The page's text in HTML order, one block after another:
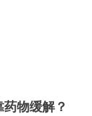
物缓解？